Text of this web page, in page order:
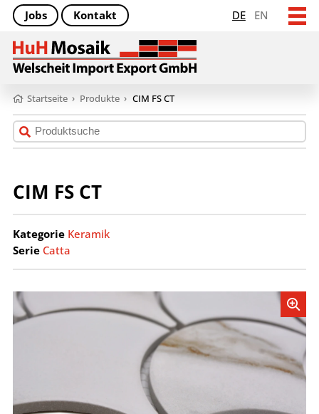
DE EN
Jobs Kontakt
Startseite › Produkte › CIM FS CT
CIM FS CT
Kategorie Keramik
Serie Catta